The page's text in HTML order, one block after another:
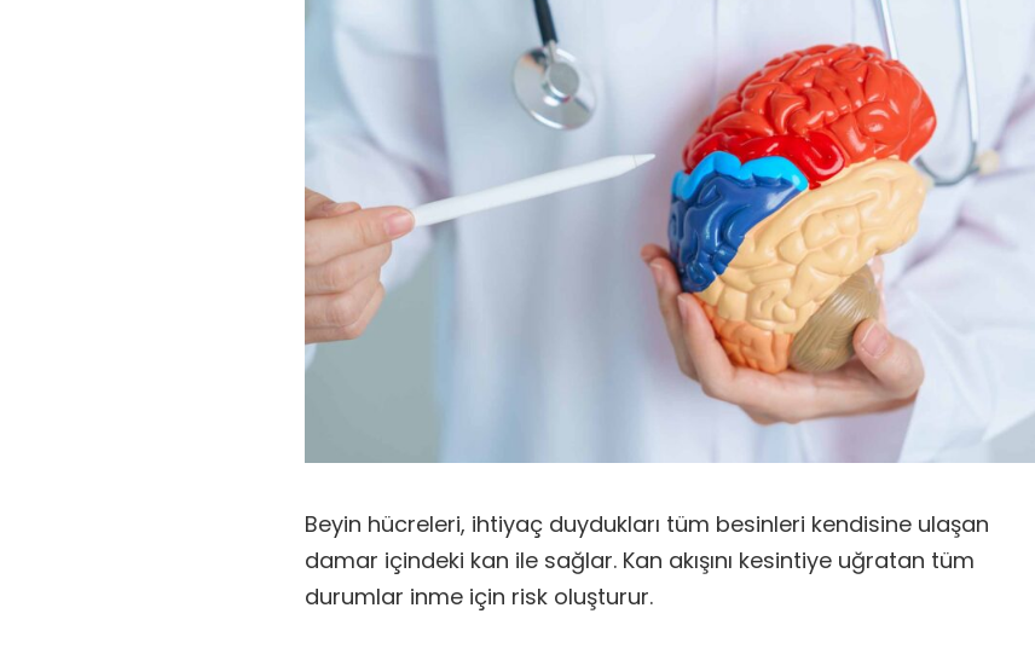
Beyin hücreleri, ihtiyaç duydukları tüm besinleri kendisine ulaşan
damar içindeki kan ile sağlar. Kan akışını kesintiye uğratan tüm
durumlar inme için risk oluşturur.